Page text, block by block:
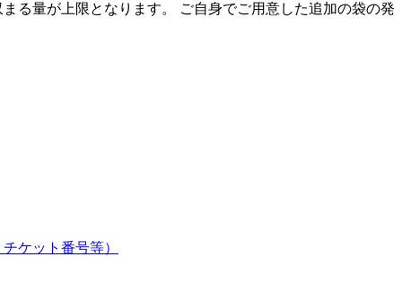
る量が上限となります。 ご自身でご用意した追加の袋の発
ケット番号等）